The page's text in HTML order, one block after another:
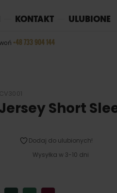
KONTAKT ULUBIONE
+48 733 904 144
Short
Dodaj do ulubionych!
Wysyłka w 3-10 dni